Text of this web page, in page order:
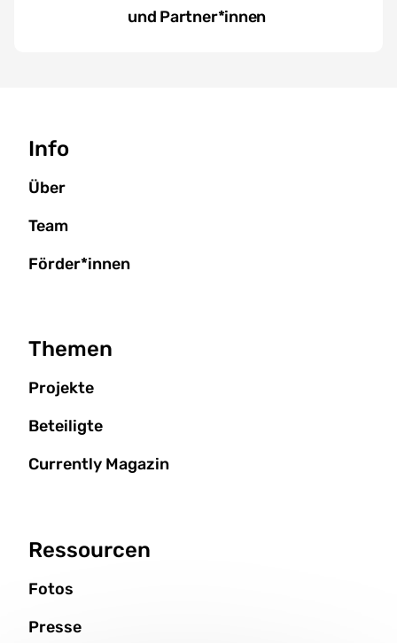
und Partner*innen
Info
Über
Team
Förder*innen
Themen
Projekte
Beteiligte
Currently Magazin
Ressourcen
Fotos
Presse